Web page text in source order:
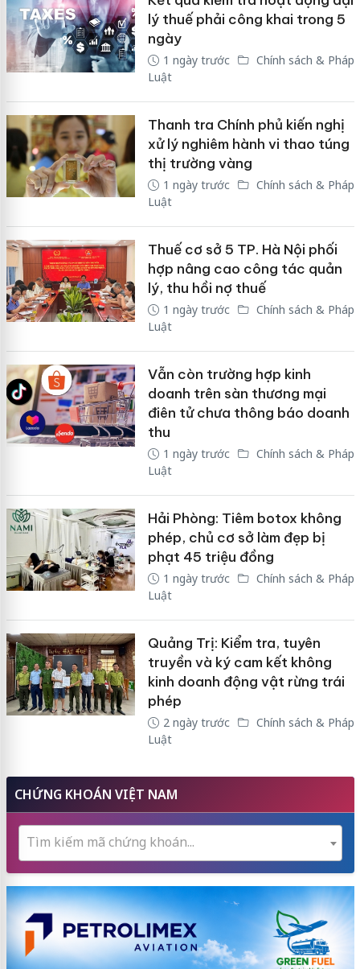
lý thuế phải công khai trong 5
ngày
1 ngày trước
Chính sách & Pháp
Luật
Thanh tra Chính phủ kiến nghị
xử lý nghiêm hành vi thao túng
thị trường vàng
1 ngày trước
Chính sách & Pháp
Luật
Thuế cơ sở 5 TP. Hà Nội phối
hợp nâng cao công tác quản
lý, thu hồi nợ thuế
1 ngày trước
Chính sách & Pháp
Luật
Vẫn còn trường hợp kinh
doanh trên sàn thương mại
điên tử chưa thông báo doanh
thu
1 ngày trước
Chính sách & Pháp
Luật
Hải Phòng: Tiêm botox không
phép, chủ cơ sở làm đẹp bị
phạt 45 triệu đồng
1 ngày trước
Chính sách & Pháp
Luật
Quảng Trị: Kiểm tra, tuyên
truyền và ký cam kết không
kinh doanh động vật rừng trái
phép
2 ngày trước
Chính sách & Pháp
Luật
CHỨNG KHOÁN VIỆT NAM
Tìm kiếm mã chứng khoán...